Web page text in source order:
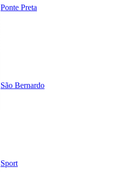
Ponte Preta
São Bernardo
Sport